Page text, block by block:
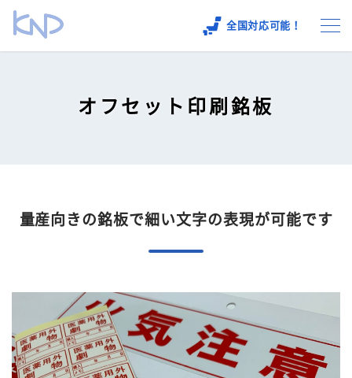
全国対応可能！
お問い合わせ
採用情報
オフセット印刷銘板
量産向きの銘板で細い文字の表現が可能です